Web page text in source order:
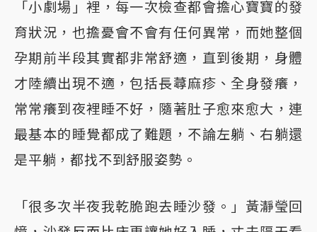
「小劇場」裡，每一次檢查都會擔心寶寶的發
育狀況，也擔憂會不會有任何異常，而她整個
孕期前半段其實都非常舒適，直到後期，身體
才陸續出現不適，包括長蕁麻疹、全身發癢，
常常癢到夜裡睡不好，隨著肚子愈來愈大，連
最基本的睡覺都成了難題，不論左躺、右躺還
是平躺，都找不到舒服姿勢。
「很多次半夜我乾脆跑去睡沙發。」黃瀞瑩回